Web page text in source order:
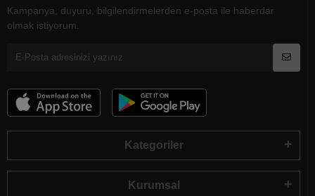
Kampanya, duyuru, bilgilendirmelerden e-posta ile haberdar
olmak istiyorum.
Kategoriler
Kurumsal